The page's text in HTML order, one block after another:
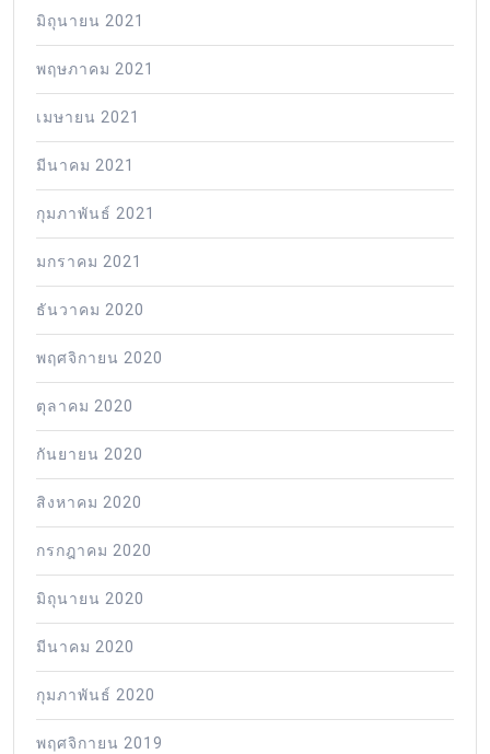
มิถุนายน 2021
พฤษภาคม 2021
เมษายน 2021
มีนาคม 2021
กุมภาพันธ์ 2021
มกราคม 2021
ธันวาคม 2020
พฤศจิกายน 2020
ตุลาคม 2020
กันยายน 2020
สิงหาคม 2020
กรกฎาคม 2020
มิถุนายน 2020
มีนาคม 2020
กุมภาพันธ์ 2020
พฤศจิกายน 2019